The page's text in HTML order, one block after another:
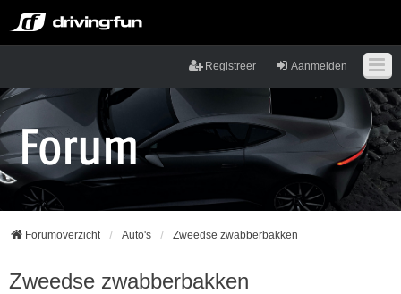
Aanmelden
Registreer
Forumoverzicht Auto's Zweedse zwabberbakken
Zweedse zwabberbakken